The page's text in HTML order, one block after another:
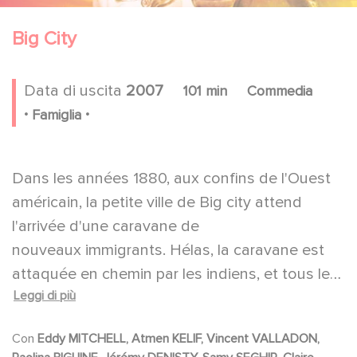
Big City
Data di uscita 2007 101 min Commedia
. Famiglia .
Dans les années 1880, aux confins de l'Ouest
américain, la petite ville de Big city attend
l'arrivée d'une caravane de
nouveaux immigrants. Hélas, la caravane est
attaquée en chemin par les indiens, et tous les
adultes de Big-City partent pour la défendre.
orphelins, avec pour seule compagnie adulte
Leggi di più
Con